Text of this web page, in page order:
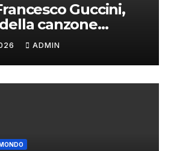
Guccini,
canzone
ADMIN